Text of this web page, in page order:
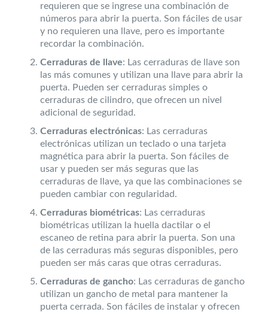
requieren que se ingrese una combinación de
números para abrir la puerta. Son fáciles de usar
y no requieren una llave, pero es importante
recordar la combinación.
Cerraduras de llave: Las cerraduras de llave son
las más comunes y utilizan una llave para abrir la
puerta. Pueden ser cerraduras simples o
cerraduras de cilindro, que ofrecen un nivel
adicional de seguridad.
Cerraduras electrónicas: Las cerraduras
electrónicas utilizan un teclado o una tarjeta
magnética para abrir la puerta. Son fáciles de
usar y pueden ser más seguras que las
cerraduras de llave, ya que las combinaciones se
pueden cambiar con regularidad.
Cerraduras biométricas: Las cerraduras
biométricas utilizan la huella dactilar o el
escaneo de retina para abrir la puerta. Son una
de las cerraduras más seguras disponibles, pero
pueden ser más caras que otras cerraduras.
Cerraduras de gancho: Las cerraduras de gancho
utilizan un gancho de metal para mantener la
puerta cerrada. Son fáciles de instalar y ofrecen